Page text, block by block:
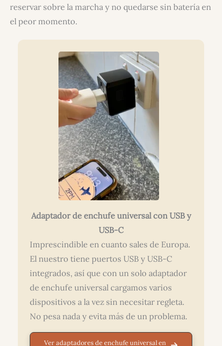
reservar sobre la marcha y no quedarse sin batería en
el peor momento.
Adaptador de enchufe universal con USB y
USB-C
Imprescindible en cuanto sales de Europa.
El nuestro tiene puertos USB y USB-C
integrados, así que con un solo adaptador
de enchufe universal cargamos varios
dispositivos a la vez sin necesitar regleta.
No pesa nada y evita más de un problema.
Ver adaptadores de enchufe universal en